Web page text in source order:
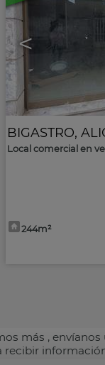
<
BIGASTRO,
Local comercial en
244m²
más , envíanos
recibir